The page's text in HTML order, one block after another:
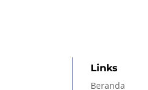
Links
Beranda